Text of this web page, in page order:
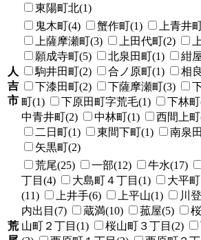
東陽町北(1)
人
吉
市
鬼木町(4) 蟹作町(1) 上青井
上薩摩瀬町(3)
上田代町(2)
願成寺町(5)
北泉田町(1) 紺
駒井田町(2)
合ノ原町(1) 相
下漆田町(2)
下薩摩瀬町(3)
町(1)
下原田町字荒毛(1) 下林
中青井町(2)
中林町(1) 西間上
二日町(1)
東間下町(1) 南泉
矢黒町(2)
荒
荒尾(25) 一部(12) 牛水(17)
丁目(4)
大島町４丁目(1) 大平
(11)
上井手(6) 上平山(1) 川
内出目(7)
蔵満(10) 菰屋(5)
山町２丁目(1)
桜山町３丁目(2)